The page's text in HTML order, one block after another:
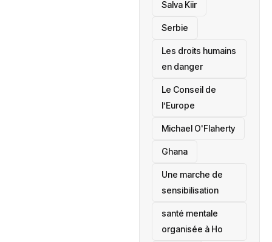
Salva Kiir
‎Serbie
Les droits humains
en danger
‎Le Conseil de
l’Europe
Michael O'Flaherty
‎Ghana
Une marche de
sensibilisation
santé mentale
organisée à Ho